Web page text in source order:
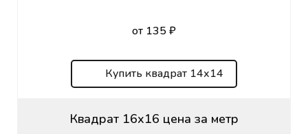
от 135 ₽
Купить квадрат 14х14
Квадрат 16х16 цена за метр